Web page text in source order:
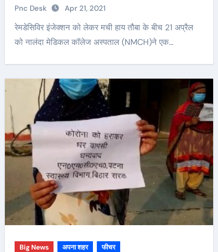
Pnc Desk Apr 21, 2021
रेमडेसिविर इंजेक्शन को लेकर मची हाय तौबा के बीच 21 अप्रैल
को नालंदा मेडिकल कॉलेज अस्पताल (NMCH)ने एक…
Big News अपना शहर फीचर